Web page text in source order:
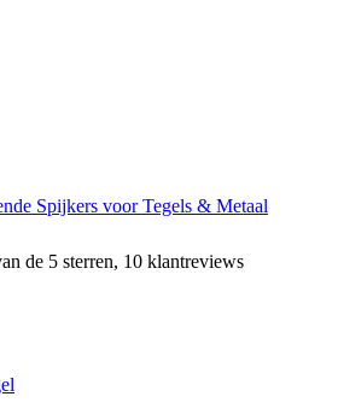
Spijkers voor Tegels & Metaal
de 5 sterren, 10 klantreviews